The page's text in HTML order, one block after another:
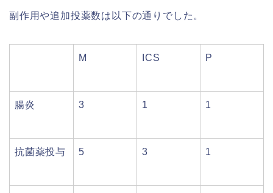
副作用や追加投薬数は以下の通りでした。
M ICS P
腸炎 3 1 1
抗菌薬投与 5 3 1